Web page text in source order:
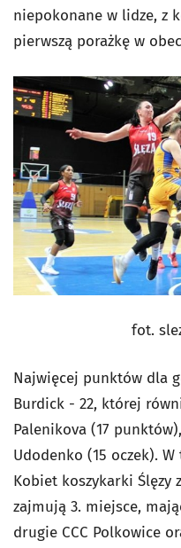
niepokonane w lidze, z
pierwszą porażkę w
fot.
Najwięcej punktów dla
Burdick - 22, której
Palenikova (17
Udodenko (15 oczek).
Kobiet koszykarki Ślęzy
zajmują 3. miejsce,
drugie CCC Polkowice